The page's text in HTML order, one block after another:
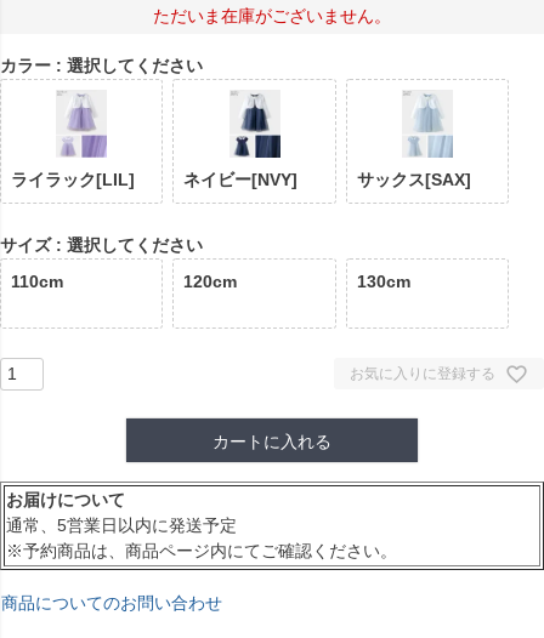
ただいま在庫がございません。
カラー 選択してください
ライラック[LIL] ネイビー[NVY] サックス[SAX]
サイズ
選択してください
110cm
120cm 130cm
お気に入りに登録する
カートに入れる
お届けについて
通常、5営業日以内に発送予定
※予約商品は、商品ページ内にてご確認ください。
商品についてのお問い合わせ